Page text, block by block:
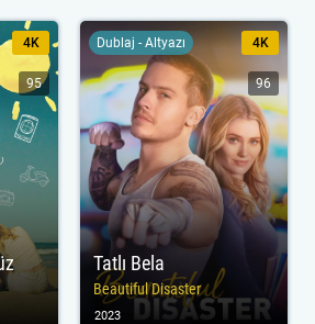
4K
95
Tatlı Bela
Beautiful Disaster
Dublaj - Altyazı 4K
96
2023